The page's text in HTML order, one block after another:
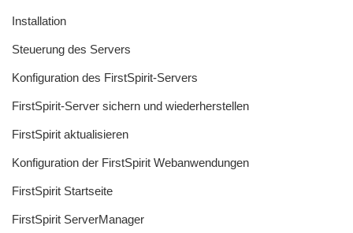
Installation
Steuerung des Servers
Konfiguration des FirstSpirit-Servers
FirstSpirit-Server sichern und wiederherstellen
FirstSpirit aktualisieren
Konfiguration der FirstSpirit Webanwendungen
FirstSpirit Startseite
FirstSpirit ServerManager